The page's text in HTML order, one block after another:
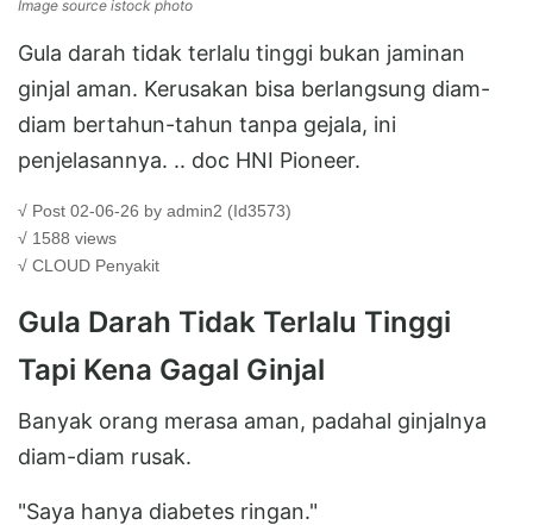
Image source istock photo
Gula darah tidak terlalu tinggi bukan jaminan
ginjal aman. Kerusakan bisa berlangsung diam-
diam bertahun-tahun tanpa gejala, ini
penjelasannya. .. doc HNI Pioneer.
√ Post 02-06-26 by admin2 (Id3573)
√ 1588 views
√ CLOUD Penyakit
Gula Darah Tidak Terlalu Tinggi
Tapi Kena Gagal Ginjal
Banyak orang merasa aman, padahal ginjalnya
diam-diam rusak.
"Saya hanya diabetes ringan."